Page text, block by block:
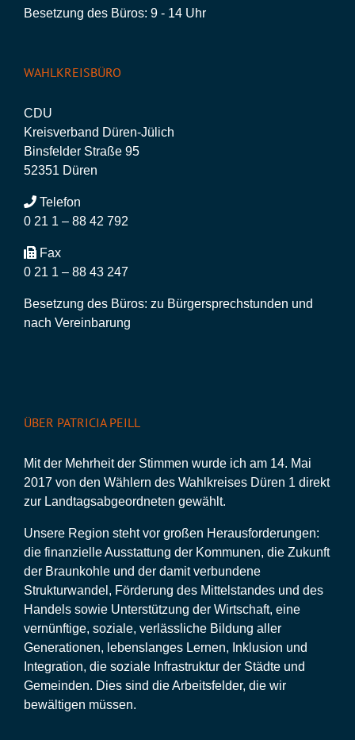
Besetzung des Büros: 9 - 14 Uhr
WAHLKREISBÜRO
CDU
Kreisverband Düren-Jülich
Binsfelder Straße 95
52351 Düren
Telefon
0 21 1 – 88 42 792
Fax
0 21 1 – 88 43 247
Besetzung des Büros: zu Bürgersprechstunden und
nach Vereinbarung
ÜBER PATRICIA PEILL
Mit der Mehrheit der Stimmen wurde ich am 14. Mai
2017 von den Wählern des Wahlkreises Düren 1 direkt
zur Landtagsabgeordneten gewählt.
Unsere Region steht vor großen Herausforderungen:
die finanzielle Ausstattung der Kommunen, die Zukunft
der Braunkohle und der damit verbundene
Strukturwandel, Förderung des Mittelstandes und des
Handels sowie Unterstützung der Wirtschaft, eine
vernünftige, soziale, verlässliche Bildung aller
Generationen, lebenslanges Lernen, Inklusion und
Integration, die soziale Infrastruktur der Städte und
Gemeinden. Dies sind die Arbeitsfelder, die wir
bewältigen müssen.